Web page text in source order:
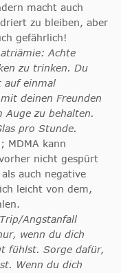
macht auch
zu bleiben, aber
gefährlich!
Achte
zu trinken. Du
auf einmal
deinen Freunden
Auge zu behalten.
pro Stunde.
; MDMA kann
nicht gespürt
auch negative
leicht von dem,
Angstanfall
wenn du dich
fühlst. Sorge dafür,
Wenn du dich